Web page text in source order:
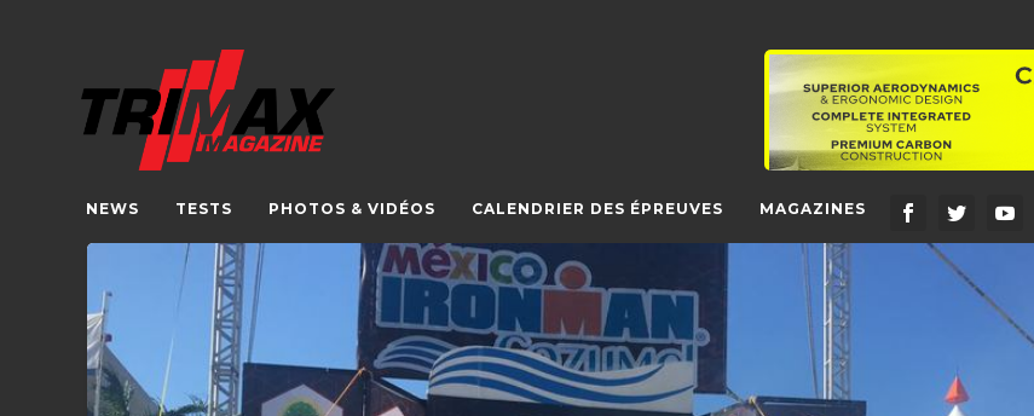
NEWS TESTS PHOTOS & VIDÉOS CALENDRIER DES ÉPREUVES MAGAZINES